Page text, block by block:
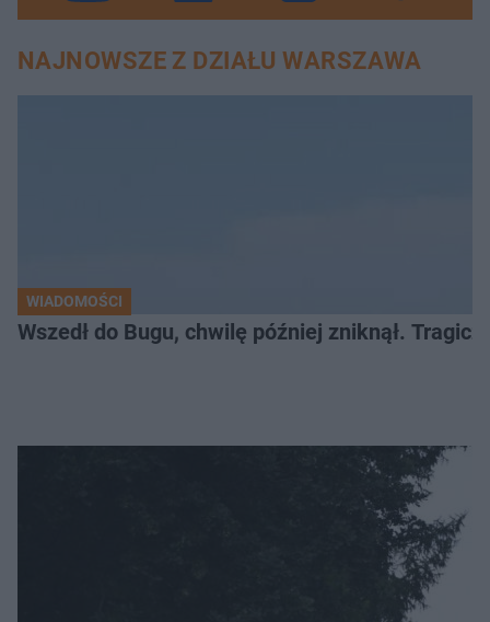
NAJNOWSZE Z DZIAŁU WARSZAWA
WIADOMOŚCI
Wszedł do Bugu, chwilę później zniknął.